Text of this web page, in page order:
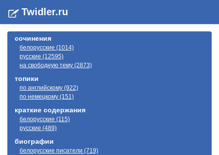
Twidler.ru
сочинения
белорусские (1014)
русские (12595)
на свободную тему (2873)
топики
по английскому (922)
по немецкому (151)
краткие содержания
белорусские (115)
русские (489)
биографии
белорусские писатели (719)